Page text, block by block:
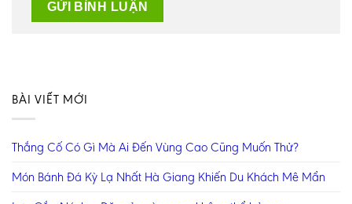
BÀI VIẾT MỚI
Thắng Cố Có Gì Mà Ai Đến Vùng Cao Cũng Muốn Thử?
Món Bánh Đá Kỳ Lạ Nhất Hà Giang Khiến Du Khách Mê Mẩn